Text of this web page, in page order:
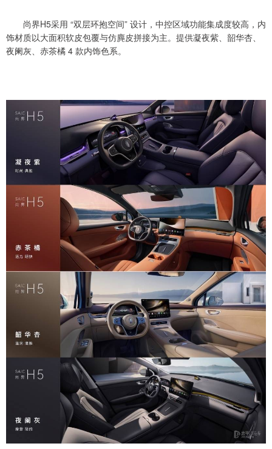
尚界H5采用 “双层环抱空间” 设计，中控区域功能集成度较高，内
饰材质以大面积软皮包覆与仿麂皮拼接为主。提供凝夜紫、韶华杏、
夜阑灰、赤茶橘 4 款内饰色系。